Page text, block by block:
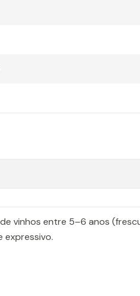
vinhos entre 5–6 anos
expressivo.